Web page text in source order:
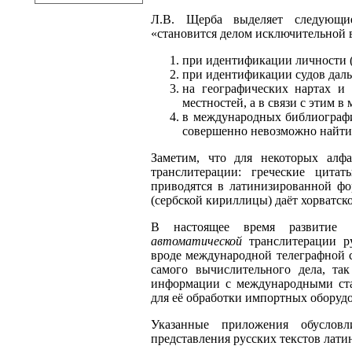
Л.В. Щерба выделяет
«становится делом исключительной
при идентификации личности
при идентификации судов
на географических нартах
местностей, а в связи с этим
в международных
совершенно невозможно
Заметим, что для некоторых
транслитерации: греческие
приводятся в латинизированной
(сербской кириллицы) даёт
В настоящее время развитие
автоматической транслитерации
вроде международной телеграфной
самого вычислительного дела,
информации с международными
для её обработки импортных
Указанные приложения
представления русских текстов